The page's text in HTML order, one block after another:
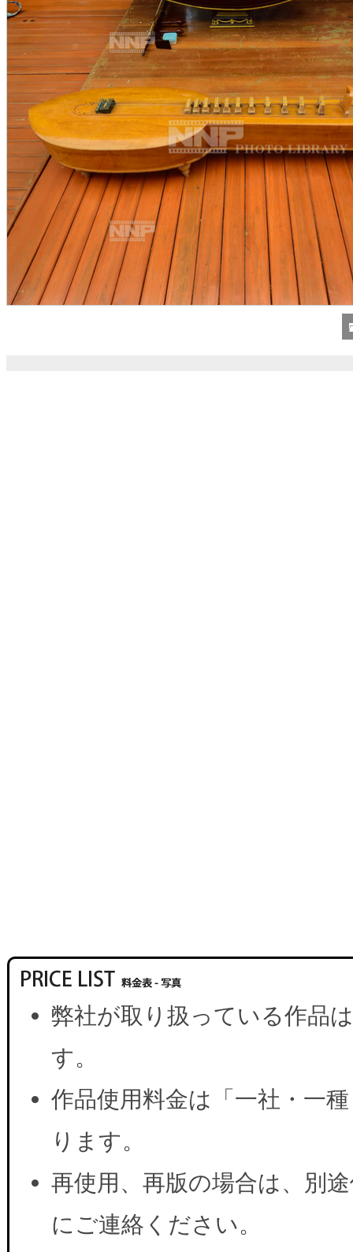
弊社が取り扱っている作品
す。
作品使用料金は「一社・一
ります。
再使用、再版の場合は、別
にご連絡ください。